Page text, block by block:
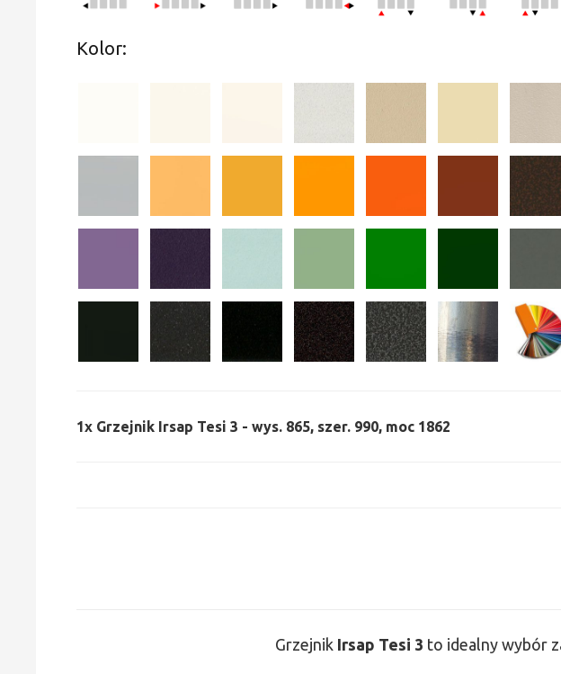
Kolor:
1x Grzejnik Irsap Tesi 3 - wys. 865, szer. 990, moc 1862
Grzejnik Irsap Tesi 3 to idealny wybór